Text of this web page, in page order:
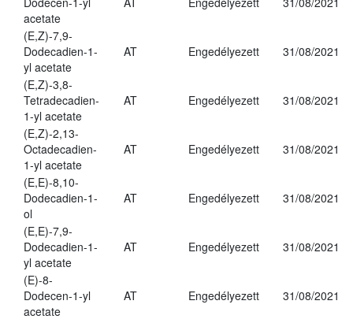
acetate
(E,Z)-7,9-
Dodecadien-1-
yl acetate
AT Engedélyezett 31/08/2021
(E,Z)-3,8-
Tetradecadien-
1-yl acetate
AT Engedélyezett 31/08/2021
(E,Z)-2,13-
Octadecadien-
1-yl acetate
AT Engedélyezett 31/08/2021
(E,E)-8,10-
Dodecadien-1-
ol
AT Engedélyezett 31/08/2021
(E,E)-7,9-
Dodecadien-1-
yl acetate
AT Engedélyezett 31/08/2021
(E)-8-
Dodecen-1-yl
acetate
AT Engedélyezett 31/08/2021